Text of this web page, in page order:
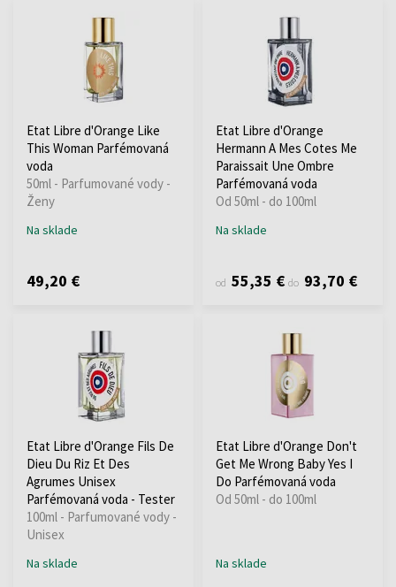
Etat Libre d'Orange Like
This Woman Parfémovaná
voda
50ml - Parfumované vody -
Ženy
Na sklade
49,20 €
Etat Libre d'Orange
Hermann A Mes Cotes Me
Paraissait Une Ombre
Parfémovaná voda
Od 50ml - do 100ml
Na sklade
od 55,35 € do 93,70 €
Etat Libre d'Orange Fils De
Dieu Du Riz Et Des
Agrumes Unisex
Parfémovaná voda - Tester
100ml - Parfumované vody -
Unisex
Na sklade
Etat Libre d'Orange Don't
Get Me Wrong Baby Yes I
Do Parfémovaná voda
Od 50ml - do 100ml
Na sklade